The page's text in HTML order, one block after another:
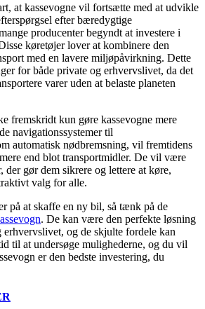
at kassevogne vil fortsætte med at udvikle
efter bæredygtige
producenter begyndt at investere i
køretøjer lover at kombinere den
med en lavere miljøpåvirkning. Dette
for både private og erhvervslivet, da det
varer uden at belaste planeten
fremskridt kun gøre kassevogne mere
navigationssystemer til
automatisk nødbremsning, vil fremtidens
end blot transportmidler. De vil være
der gør dem sikrere og lettere at køre,
valg for alle.
på at skaffe en ny bil, så tænk på de
. De kan være den perfekte løsning
og de skjulte fordele kan
til at undersøge mulighederne, og du vil
er den bedste investering, du